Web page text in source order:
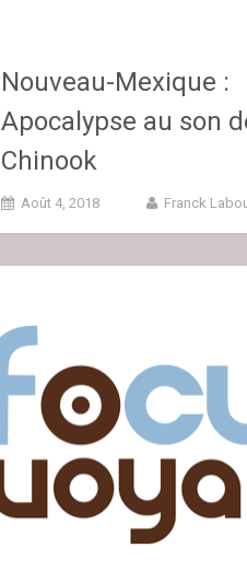
Nouveau-Mexique :
Apocalypse au son
Chinook
Août 4, 2018 Franck